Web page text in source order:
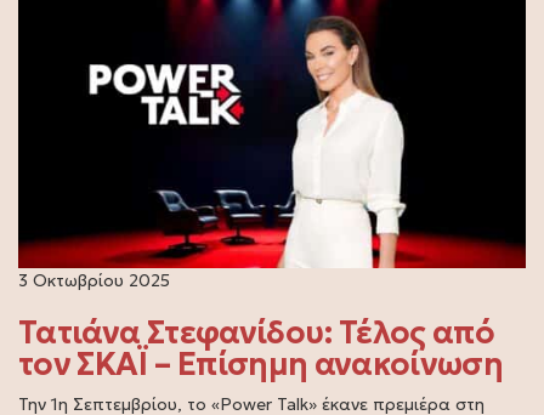
3 Οκτωβρίου 2025
Τατιάνα Στεφανίδου: Τέλος από
τον ΣΚΑΪ – Επίσημη ανακοίνωση
Την 1η Σεπτεμβρίου, το «Power Talk» έκανε πρεμιέρα στη